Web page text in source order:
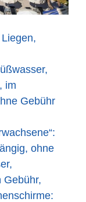
im
Gebühr
ohne
Gebühr,